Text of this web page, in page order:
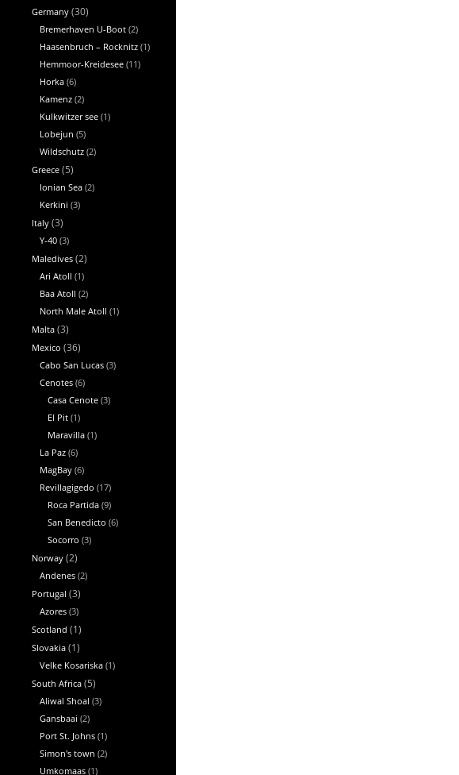
Germany (30)
Bremerhaven U-Boot (2)
Haasenbruch – Rocknitz (1)
Hemmoor-Kreidesee (11)
Horka (6)
Kamenz (2)
Kulkwitzer see (1)
Lobejun (5)
Wildschutz (2)
Greece (5)
Ionian Sea (2)
Kerkini (3)
Italy (3)
Y-40 (3)
Maledives (2)
Ari Atoll (1)
Baa Atoll (2)
North Male Atoll (1)
Malta (3)
Mexico (36)
Cabo San Lucas (3)
Cenotes (6)
Casa Cenote (3)
El Pit (1)
Maravilla (1)
La Paz (6)
MagBay (6)
Revillagigedo (17)
Roca Partida (9)
San Benedicto (6)
Socorro (3)
Norway (2)
Andenes (2)
Portugal (3)
Azores (3)
Scotland (1)
Slovakia (1)
Velke Kosariska (1)
South Africa (5)
Aliwal Shoal (3)
Gansbaai (2)
Port St. Johns (1)
Simon's town (2)
Umkomaas (1)